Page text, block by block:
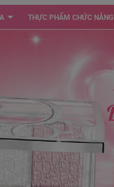
THỰC PHẨM CHỨC NĂNG